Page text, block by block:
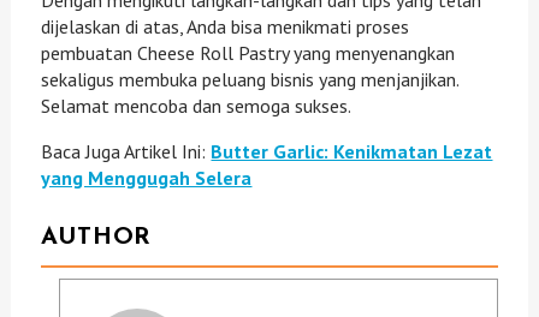
dijelaskan di atas, Anda bisa menikmati proses
pembuatan Cheese Roll Pastry yang menyenangkan
sekaligus membuka peluang bisnis yang menjanjikan.
Selamat mencoba dan semoga sukses.
Baca Juga Artikel Ini: Butter Garlic: Kenikmatan Lezat
yang Menggugah Selera
AUTHOR